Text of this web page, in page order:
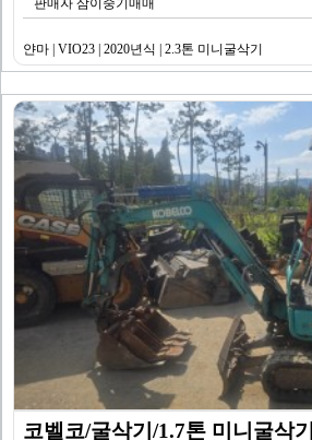
판매자 삼이중기매매
얀마 | VIO23 | 2020년식 | 2.3톤 미니굴삭기